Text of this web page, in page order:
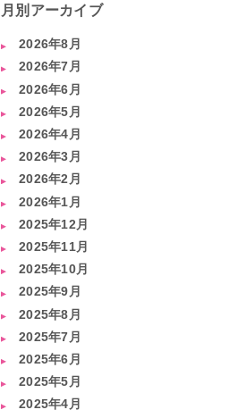
月別アーカイブ
2026年8月
2026年7月
2026年6月
2026年5月
2026年4月
2026年3月
2026年2月
2026年1月
2025年12月
2025年11月
2025年10月
2025年9月
2025年8月
2025年7月
2025年6月
2025年5月
2025年4月